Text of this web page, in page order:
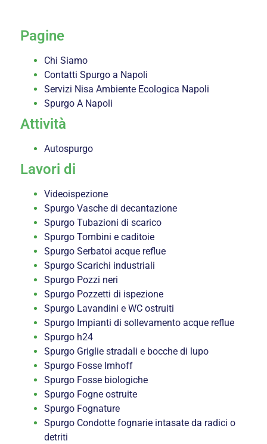
Pagine
Chi Siamo
Contatti Spurgo a Napoli
Servizi Nisa Ambiente Ecologica Napoli
Spurgo A Napoli
Attività
Autospurgo
Lavori di
Videoispezione
Spurgo Vasche di decantazione
Spurgo Tubazioni di scarico
Spurgo Tombini e caditoie
Spurgo Serbatoi acque reflue
Spurgo Scarichi industriali
Spurgo Pozzi neri
Spurgo Pozzetti di ispezione
Spurgo Lavandini e WC ostruiti
Spurgo Impianti di sollevamento acque reflue
Spurgo h24
Spurgo Griglie stradali e bocche di lupo
Spurgo Fosse Imhoff
Spurgo Fosse biologiche
Spurgo Fogne ostruite
Spurgo Fognature
Spurgo Condotte fognarie intasate da radici o
detriti